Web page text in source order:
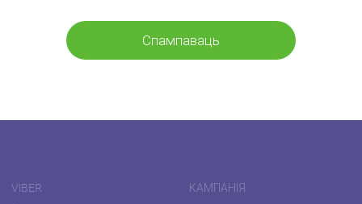
Спампаваць
VIBER КАМПАНІЯ